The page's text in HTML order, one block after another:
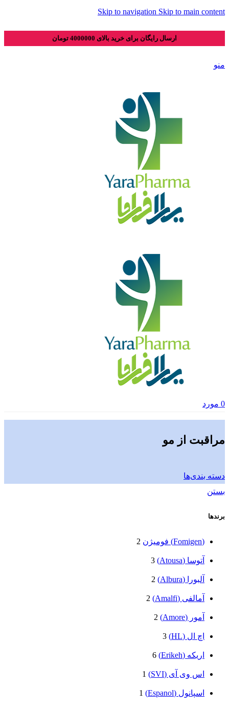
Skip to navigation Skip to main content
ارسال رایگان برای خرید بالای 4000000 تومان
منو
0 مورد
مراقبت از مو
دسته بندی‌ها
بستن
برندها
(Fomigen) فومیژن 2
آتوسا (Atousa) 3
آلبورا (Albura) 2
آمالفی (Amalfi) 2
آمور (Amore) 2
اچ ال (HL) 3
اریکه (Erikeh) 6
اس وی آی (SVI) 1
اسپانول (Espanol) 1